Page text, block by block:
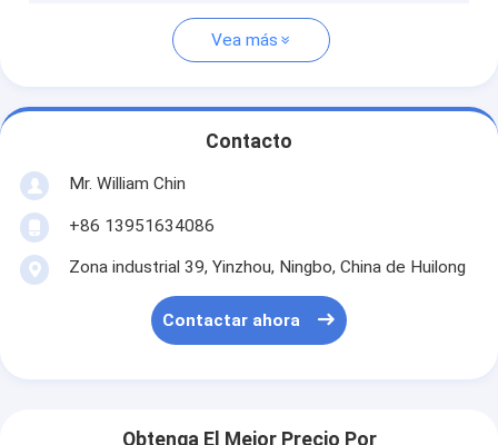
Vea más
Contacto
Mr. William Chin
+86 13951634086
Zona industrial 39, Yinzhou, Ningbo, China de Huilong
Contactar ahora
Obtenga El Mejor Precio Por